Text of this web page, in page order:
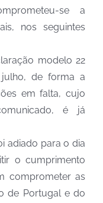
se a
nos seguintes
modelo 22
de forma a
em falta, cujo
é já
adiado para o dia
o cumprimento
comprometer as
de Portugal e do